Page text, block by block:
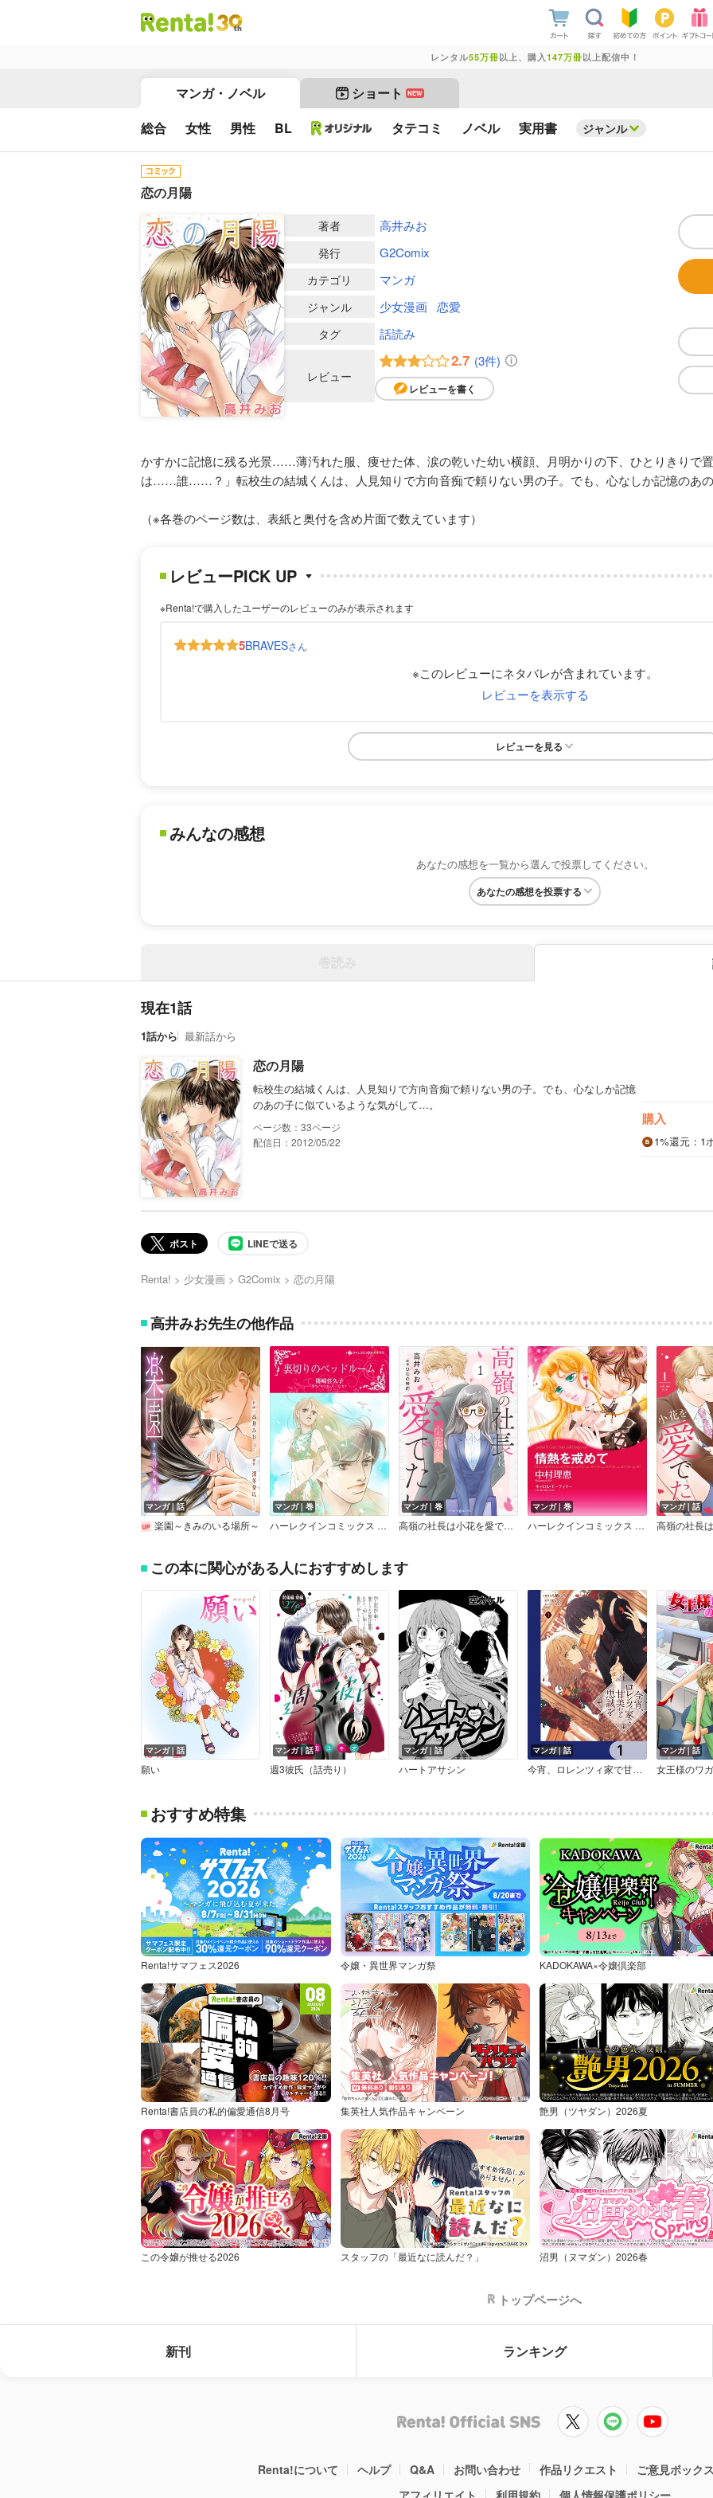
レンタル55万冊以上、購入 147万冊以上配信中！
マンガ・ノベル ショート NEW
総合 女性 男性 BL タテコミ ノベル 実用書 ジャンル
恋の月陽
著者 高井みお
発行 G2Comix
カテゴリ マンガ
ジャンル 少女漫画 恋愛
タグ 話読み
レビュー
2.7 (3件)
レビューを書く
かすかに記憶に残る光景……薄汚れた服、痩せた体、涙の乾いた幼い横顔、月明かりの下、ひとりきりで
は……誰……？」転校生の結城くんは、人見知りで方向音痴で頼りない男の子。でも、心なしか記憶のあ
（※各巻のページ数は、表紙と奥付を含め片面で数えています）
レビューPICK UP
※Renta!で購入したユーザーのレビューのみが表示されます
5BRAVESさん
※このレビューにネタバレが含まれています。
レビューを表示する
レビューを見る
みんなの感想
あなたの感想を一覧から選んで投票してください。
あなたの感想を投票する
現在1話
1話から 最新話から
恋の月陽
転校生の結城くんは、人見知りで方向音痴で頼りない男の子。でも、心なしか記憶
のあの子に似ているような気がして…。
33
配信日：2012/05/22
購入
1%還元 ：1
ポスト LINEで送る
Renta! 少女漫画 G2Comix 恋の月陽
高井みお先生の他作品
マンガ｜話
楽園～きみのいる場所～
マンガ｜巻
ハーレクインコミックス 合本 2025年 vol.186
マンガ｜巻
高嶺の社長は小花を愛でたい
マンガ｜巻
ハーレクインコミックス 合本 2025年 vol.80
マンガ｜話
この本に関心がある人におすすめします
マンガ｜話
願い
マンガ｜話
週3彼氏（話売り）
マンガ｜話
ハートアサシン
マンガ｜話
今宵、ロレンツィ家で甘美なる忠誠を【分冊版】
マンガ｜話
女王様のワ
おすすめ特集
Renta!サマフェス2026 令嬢・異世界マンガ祭 KADOKAWA×令嬢倶楽部
Renta!書店員の私的偏愛通信8月号 集英社人気作品キャンペーン 艶男（ツヤダン）2026夏
この令嬢が推せる2026 スタッフの「最近なに読んだ？」 沼男（ヌマダン）2026春
トップページへ
新刊 ランキング
Renta!について ヘルプ Q&A お問い合わせ 作品リクエスト
ご意見ボック